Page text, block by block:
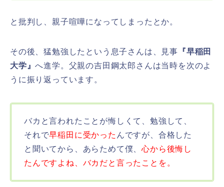
と批判し、親子喧嘩になってしまったとか。
その後、猛勉強したという息子さんは、見事 『早稲田
大学』へ進学。父親の吉田鋼太郎さんは当時を次のよ
うに振り返っています。
バカと言われたことが悔しくて、勉強して、
それで早稲田に受かった んですが、合格した
と聞いてから、あらためて僕、心から後悔し
たんですよね、バカだと言ったことを。